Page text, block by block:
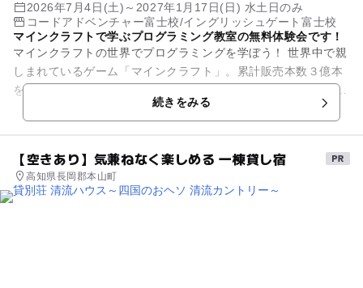
2026年7月4日(土)～2027年1月17日(日) 水土日のみ
コードアドベンチャー富士校/イングリッシュゲート富士校
マインクラフトで学ぶプログラミング教室の無料体験会です！
マインクラフトの世界でプログラミングを学ぼう！ 世界中で親
しまれているゲーム「マインクラフト」。累計販売本数３億本
を越え、世界で最も売れてるゲームと言われています。 その
続きをみる
【空きあり】気兼ねなく楽しめる 一棟貸し宿
高知県長岡郡本山町